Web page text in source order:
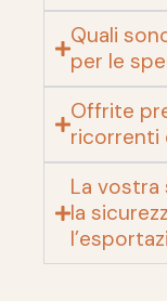
Quali
per le
Offrite
ricorrenti
La
la